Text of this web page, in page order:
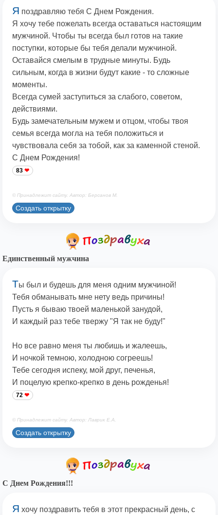
Я поздравляю тебя С Днем Рождения.
Я хочу тебе пожелать всегда оставаться настоящим
мужчиной. Чтобы ты всегда был готов на такие
поступки, которые бы тебя делали мужчиной.
Оставайся смелым в трудные минуты. Будь
сильным, когда в жизни будут какие - то сложные
моменты.
Всегда сумей заступиться за слабого, советом,
действиями.
Будь замечательным мужем и отцом, чтобы твоя
семья всегда могла на тебя положиться и
чувствовала себя за тобой, как за каменной стеной.
С Днем Рождения!
83
© Принадлежит сайту. Автор: Берсанов М.
Создать открытку
Единственный мужчина
Ты был и будешь для меня одним мужчиной!
Тебя обманывать мне нету ведь причины!
Пусть я бываю твоей маленькой занудой,
И каждый раз тебе твержу "Я так не буду!"
Но все равно меня ты любишь и жалеешь,
И ночкой темною, холодною согреешь!
Тебе сегодня испеку, мой друг, печенья,
И поцелую крепко-крепко в день рожденья!
72
© Принадлежит сайту. Автор: Лаврик Е.А.
Создать открытку
С Днем Рождения!!!
Я хочу поздравить тебя в этот прекрасный день, с